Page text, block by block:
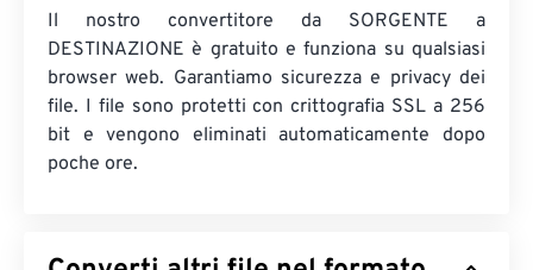
Il nostro convertitore da SORGENTE a
DESTINAZIONE è gratuito e funziona su qualsiasi
browser web. Garantiamo sicurezza e privacy dei
file. I file sono protetti con crittografia SSL a 256
bit e vengono eliminati automaticamente dopo
poche ore.